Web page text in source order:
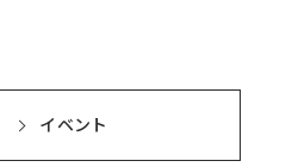
イベント